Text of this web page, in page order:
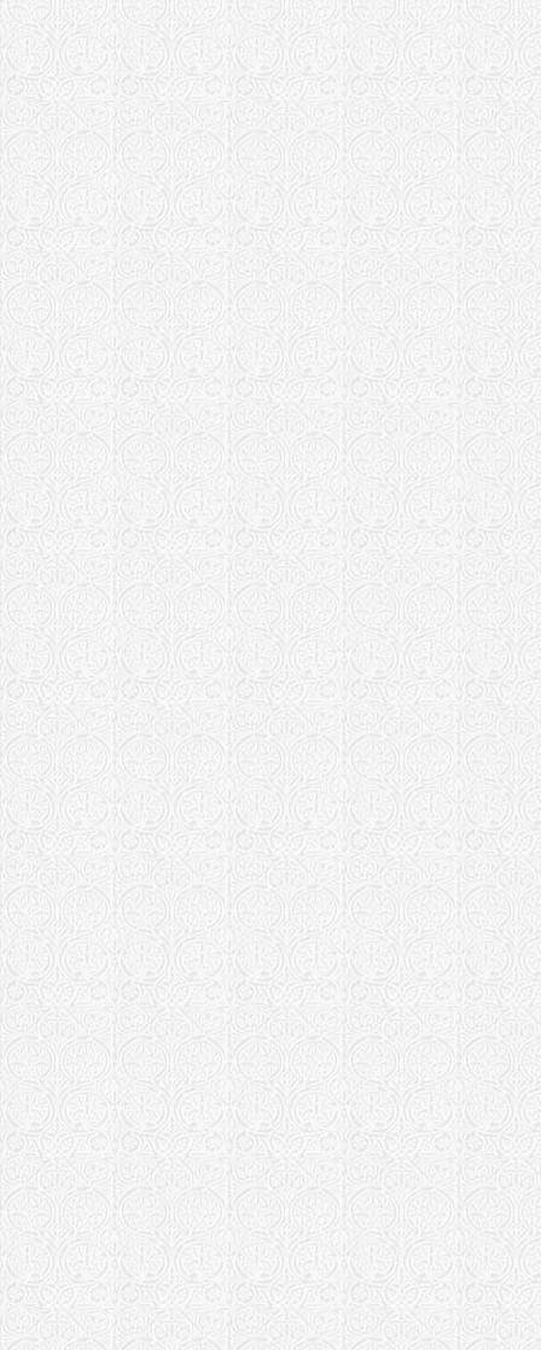
Космо-
Орловско-
Храм
г. Болхов
Храм свт.
Собор
Тверская
Храм
Тихвинская
Храм свт.
Уржумская
Храм свт.
Щигровская